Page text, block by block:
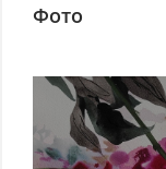
Фото